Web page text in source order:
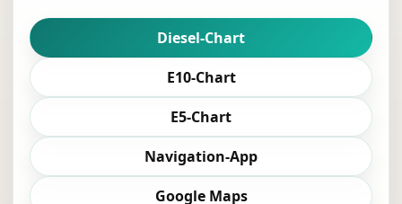
Diesel-Chart
E10-Chart
E5-Chart
Navigation-App
Google Maps